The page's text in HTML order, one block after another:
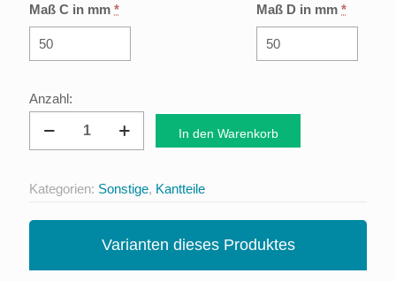
Maß C in mm * Maß D in mm *
Kaminverkleidung
Menge
In den Warenkorb
Kategorien: Sonstige, Kantteile
Varianten dieses Produktes